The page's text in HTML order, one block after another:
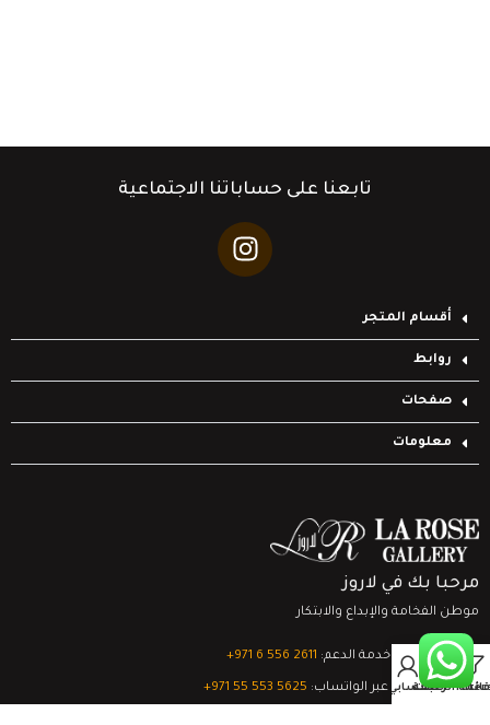
تابعنا على حساباتنا الاجتماعية
أقسام المتجر
روابط
صفحات
معلومات
مرحبا بك في لاروز
موطن الفخامة والإبداع والابتكار
تواصل مع خدمة الدعم: ‎+971 6 556 2611
الدعم الفني عبر الواتساب: ‎+971 55 553 5625 قائمة الرغبات
0
السلةحسابي